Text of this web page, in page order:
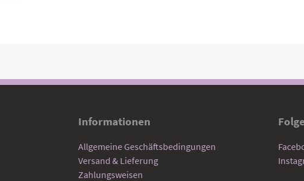
Informationen
Allgemeine Geschäftsbedingungen
Versand & Lieferung
Zahlungsweisen